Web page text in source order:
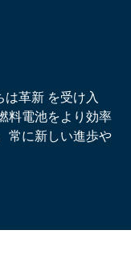
革新 を受け入
料電池をより効率
常に新しい進歩や